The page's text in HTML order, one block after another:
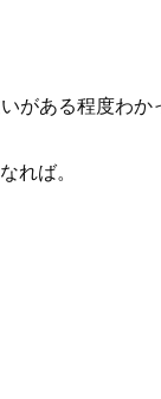
がある程度わか
れば。